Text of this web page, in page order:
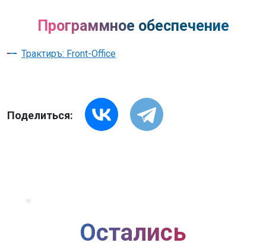
Программное обеспечение
Трактиръ: Front-Office
Поделиться:
Остались